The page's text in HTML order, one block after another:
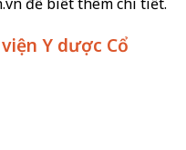
Y dược Cổ